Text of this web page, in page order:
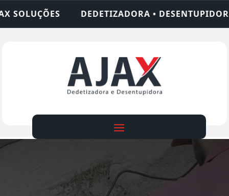
• DESENTUPIDORA • LIMPEZA DE FOSSA •